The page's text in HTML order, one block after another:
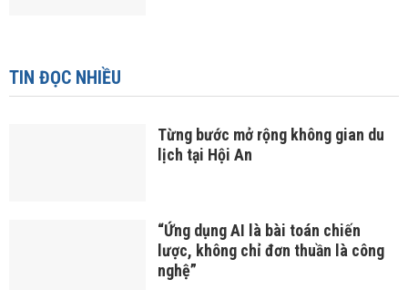
TIN ĐỌC NHIỀU
Từng bước mở rộng không gian du
lịch tại Hội An
“Ứng dụng AI là bài toán chiến
lược, không chỉ đơn thuần là công
nghệ”